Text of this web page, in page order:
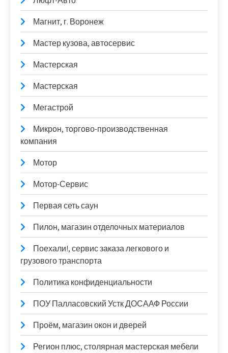
Магнит, г. Воронеж
Мастер кузова, автосервис
Мастерская
Мастерская
Мегастрой
Микрон, торгово-производственная
компания
Мотор
Мотор-Сервис
Первая сеть саун
Пилон, магазин отделочных материалов
Поехали!, сервис заказа легкового и
грузового транспорта
Политика конфиденциальности
ПОУ Палласовский Устк ДОСААФ России
Проём, магазин окон и дверей
Регион плюс, столярная мастерская мебели